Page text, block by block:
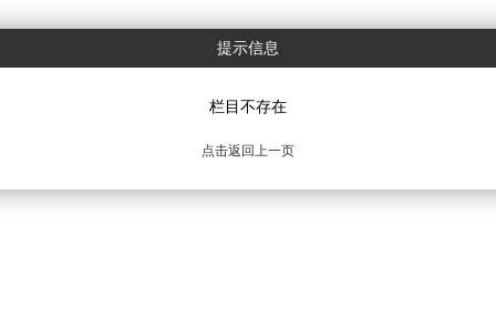
提示信息
栏目不存在
点击返回上一页